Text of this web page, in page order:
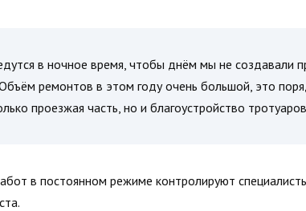
в ночное время, чтобы днём мы не создавали
ремонтов в этом году очень большой, это
проезжая часть, но и благоустройство
в постоянном режиме контролируют